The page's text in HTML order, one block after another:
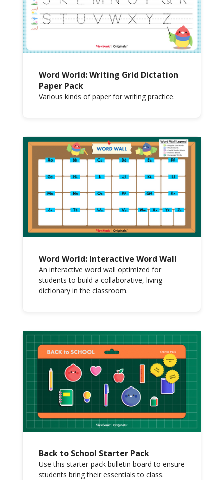
Word World: Writing Grid Dictation
Paper Pack
Various kinds of paper for writing practice.
Word World: Interactive Word Wall
An interactive word wall optimized for
students to build a collaborative, living
dictionary in the classroom.
Back to School Starter Pack
Use this starter-pack bulletin board to ensure
students bring their essentials to class.